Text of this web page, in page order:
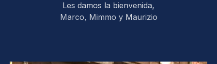
Les damos la bienvenida,
Marco, Mimmo y Maurizio